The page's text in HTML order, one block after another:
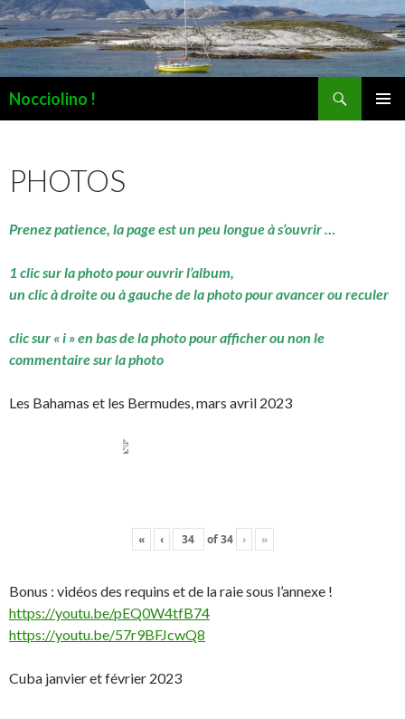
Nocciolino !
PHOTOS
Prenez patience, la page est un peu longue à s’ouvrir …
1 clic sur la photo pour ouvrir l’album,
un clic à droite ou à gauche de la photo pour avancer ou reculer
clic sur « i » en bas de la photo pour afficher ou non le
commentaire sur la photo
Les Bahamas et les Bermudes, mars avril 2023
« ‹ of34 › »
Bonus : vidéos des requins et de la raie sous l’annexe !
https://youtu.be/pEQ0W4tfB74
https://youtu.be/57r9BFJcwQ8
Cuba janvier et février 2023